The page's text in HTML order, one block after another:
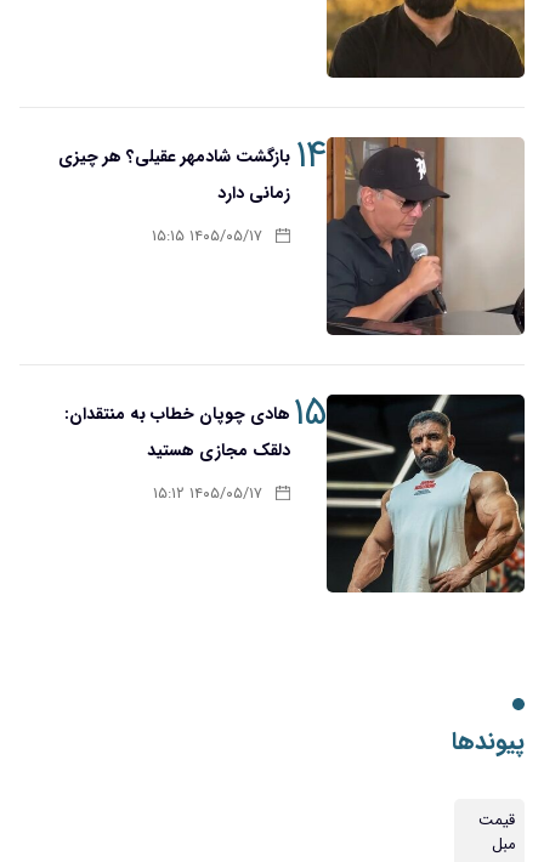
۱۴
بازگشت شادمهر عقیلی؟ هر چیزی
زمانی دارد
۱۴۰۵/۰۵/۱۷ ۱۵:۱۵
۱۵ هادی چوپان خطاب به منتقدان:
دلقک مجازی هستید
۱۴۰۵/۰۵/۱۷ ۱۵:۱۲